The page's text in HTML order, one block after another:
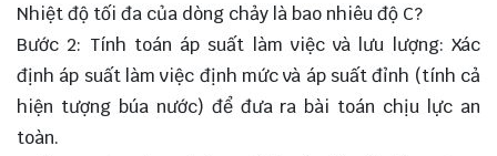
Nhiệt độ tối đa của dòng chảy là bao nhiêu độ C?
Bước 2: Tính toán áp suất làm việc và lưu lượng: Xác
định áp suất làm việc định mức và áp suất đỉnh (tính cả
hiện tượng búa nước) để đưa ra bài toán chịu lực an
toàn.